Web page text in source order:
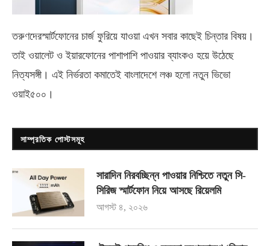
তরুণদেরস্মার্টফোনের চার্জ ফুরিয়ে যাওয়া এখন সবার কাছেই চিন্তার বিষয়।
তাই ওয়ালেট ও ইয়ারফোনের পাশাপাশি পাওয়ার ব্যাংকও হয়ে উঠেছে
নিত্যসঙ্গী। এই নির্ভরতা কমাতেই বাংলাদেশে লঞ্চ হলো নতুন ভিভো
ওয়াই৫০০ ।
সাম্প্রতিক পোস্টসমূহ
সারাদিন নিরবচ্ছিন্ন পাওয়ার নিশ্চিতে নতুন সি-
সিরিজ স্মার্টফোন নিয়ে আসছে রিয়েলমি
আগস্ট ৪, ২০২৬